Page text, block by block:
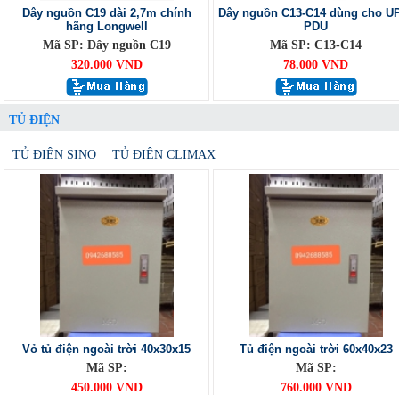
Dây nguồn C19 dài 2,7m chính
hãng Longwell
Mã SP: Dây nguồn C19
320.000 VND
Dây nguồn C13-C14 dùng cho
PDU
Mã SP: C13-C14
78.000 VND
TỦ ĐIỆN
TỦ ĐIỆN SINO TỦ ĐIỆN CLIMAX
Vỏ tủ điện ngoài trời 40x30x15
Mã SP:
450.000 VND
Tủ điện ngoài trời 60x40x23
Mã SP:
760.000 VND